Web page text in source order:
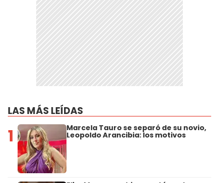
LAS MÁS LEÍDAS
1 Marcela Tauro se separó de su novio,
Leopoldo Arancibia: los motivos